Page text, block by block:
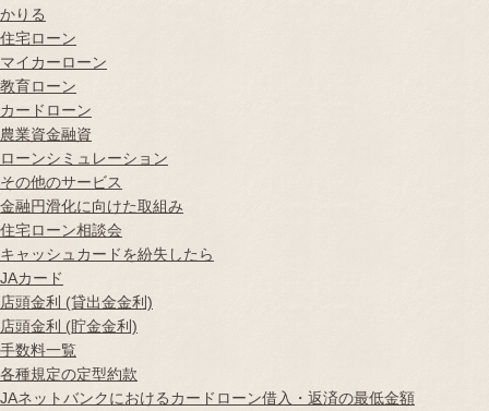
かりる
住宅ローン
マイカーローン
教育ローン
カードローン
農業資金融資
ローンシミュレーション
その他のサービス
金融円滑化に向けた取組み
住宅ローン相談会
キャッシュカードを紛失したら
JAカード
店頭金利 (貸出金金利)
店頭金利 (貯金金利)
手数料一覧
各種規定の定型約款
JAネットバンクにおけるカードローン借入・返済の最低金額